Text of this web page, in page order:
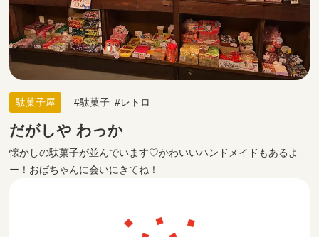
駄菓子屋 駄菓子 レトロ
だがしや わっか
懐かしの駄菓子が並んでいます♡かわいいハンドメイドもあるよ
ー！おばちゃんに会いにきてね！